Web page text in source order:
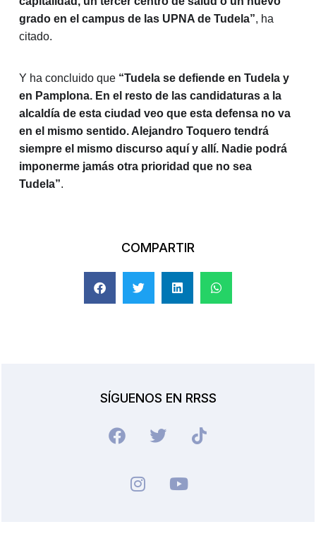
grado en el campus de las UPNA de Tudela”, ha
citado.
Y ha concluido que “Tudela se defiende en Tudela y
en Pamplona. En el resto de las candidaturas a la
alcaldía de esta ciudad veo que esta defensa no va
en el mismo sentido. Alejandro Toquero tendrá
siempre el mismo discurso aquí y allí. Nadie podrá
imponerme jamás otra prioridad que no sea
Tudela”.
COMPARTIR
SÍGUENOS EN RRSS